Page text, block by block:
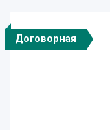
Договорная